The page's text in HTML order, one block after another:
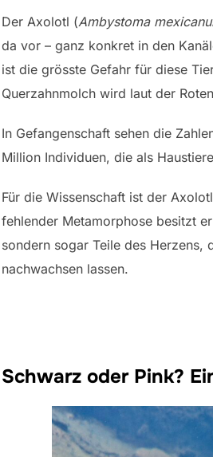
Der Axolotl (Ambystoma mexicanu
da vor – ganz konkret in den
ist die grösste Gefahr für diese
Querzahnmolch wird laut der
In Gefangenschaft sehen die
Million Individuen, die als
Für die Wissenschaft ist der
fehlender Metamorphose besitzt
sondern sogar Teile des Herzens,
nachwachsen lassen.
Schwarz oder Pink?